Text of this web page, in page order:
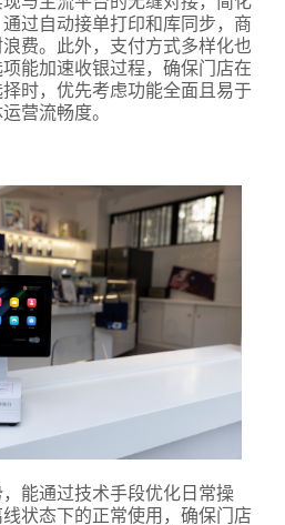
过自动接单打印和库同步，商
费。此外，支付方式多样化也
能加速收银过程，确保门店在
时，优先考虑功能全面且易于
营流畅度。
能通过技术手段优化日常操
状态下的正常使用，确保门店